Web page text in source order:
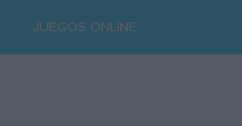
JUEGOS ONLINE